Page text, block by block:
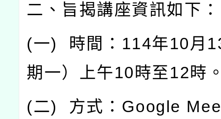
二、旨揭講座資訊如下：
(一) 時間： 114年10月
期一）上午10 時至12時
(二) 方式： Google